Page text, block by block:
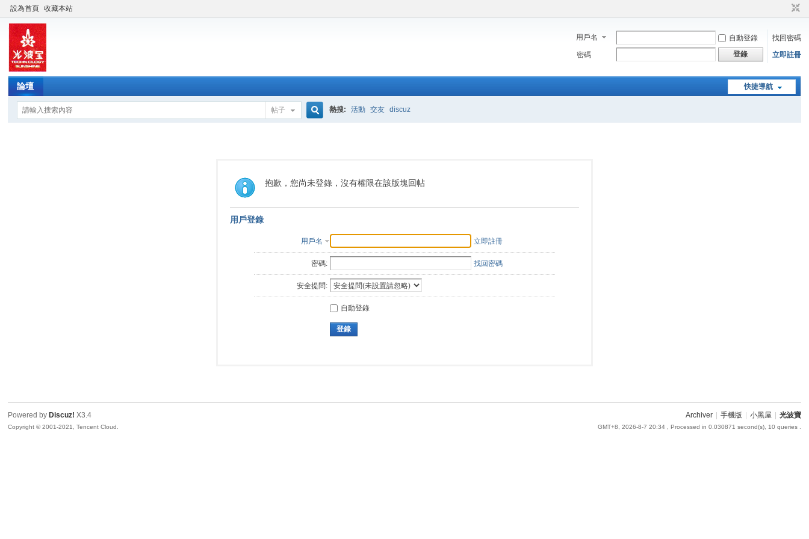
設為首頁 收藏本站
用戶名 自動登錄
找回密碼
密碼
登錄 立即註冊
快捷導航
論壇
帖子
索
熱搜: 活動 交友 discuz
抱歉，您尚未登錄，沒有權限在該版塊回帖
用戶登錄
用戶名 立即註冊
密碼: 找回密碼
安全提問:
自動登錄
登錄
Archiver 手機版 小黑屋 光波寶
GMT+8, 2026-8-7 20:34, Processed in 0.030871 second(s), 10 queries .
Powered by Discuz! X3.4
Copyright © 2001-2021, Tencent Cloud.